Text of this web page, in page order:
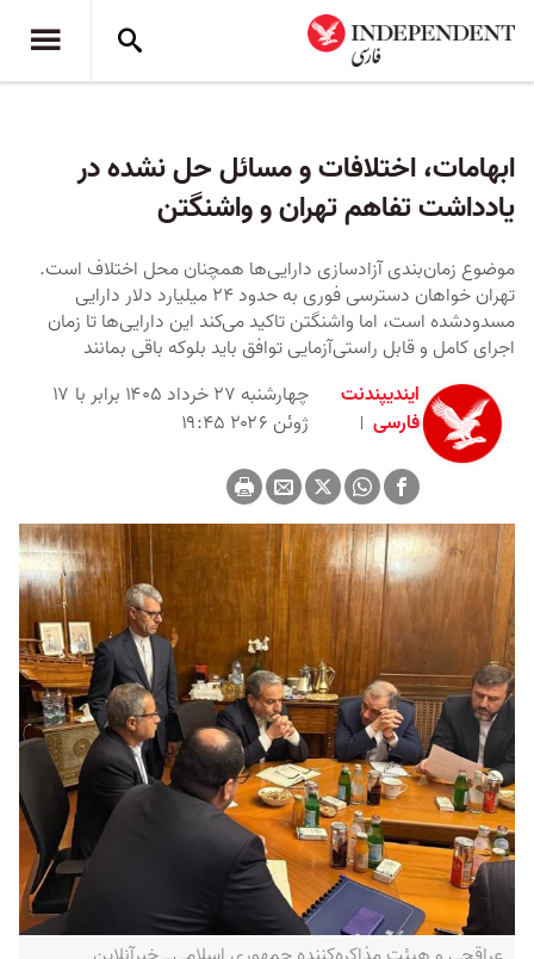
ابهامات، اختلافات و مسائل حل نشده در
یادداشت تفاهم تهران و واشنگتن
موضوع زمان‌بندی آزادسازی دارایی‌ها همچنان محل اختلاف است.
تهران خواهان دسترسی فوری به حدود ۲۴ میلیارد دلار دارایی
مسدودشده است، اما واشنگتن تاکید می‌کند این دارایی‌ها تا زمان
اجرای کامل و قابل راستی‌آزمایی توافق باید بلوکه باقی بمانند
ایندیپندنت
فارسی
چهارشنبه ۲۷ خرداد ۱۴۰۵ برابر با ۱۷
ژوئن ۲۰۲۶ ۱۹:۴۵